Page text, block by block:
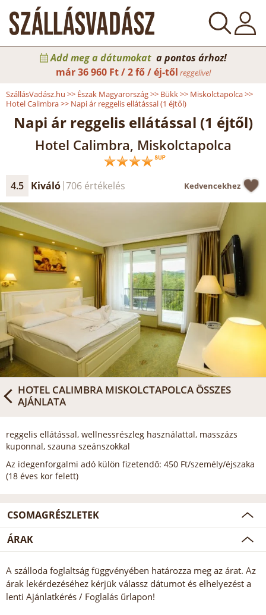
Add meg a dátumokat a pontos árhoz!
már36 960 Ft / 2 fő / éj-től reggelivel
SzállásVadász.hu >> Észak Magyarország>> Bükk>> Miskolctapolca>>
Hotel Calimbra>> Napi ár reggelis ellátással (1 éjtől)
Napi ár reggelis ellátással (1 éjtől)
Hotel Calimbra, Miskolctapolca
4.5 Kiváló 706 értékelés Kedvencekhez
HOTEL CALIMBRA MISKOLCTAPOLCA ÖSSZES
AJÁNLATA
reggelis ellátással, wellnessrészleg használattal, masszázs
kuponnal, szauna szeánszokkal
Az idegenforgalmi adó külön fizetendő: 450 Ft/személy/éjszaka
(18 éves kor felett)
CSOMAGRÉSZLETEK
ÁRAK
A szálloda foglaltság függvényében határozza meg az árat. Az
árak lekérdezéséhez kérjük válassz dátumot és elhelyezést a
lenti Ajánlatkérés / Foglalás űrlapon!